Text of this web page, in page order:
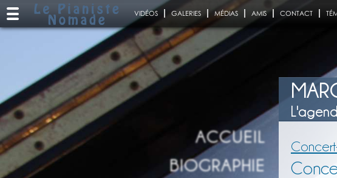
VIDÉOS GALERIES MÉDIAS AMIS CONTACT
ACCUEIL
BIOGRAPHIE